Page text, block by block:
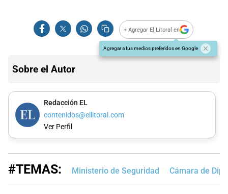
+ Agregar El Litoral en
Agregar a tus medios preferidos en Google
Sobre el Autor
Redacción EL
contenidos@ellitoral.com
Ver Perfil
#TEMAS: Ministerio de Seguridad Cámara de